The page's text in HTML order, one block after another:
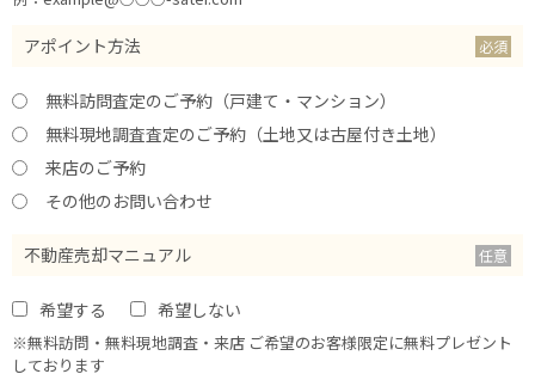
アポイント方法
無料訪問査定のご予約（戸建て・マンション）
無料現地調査査定のご予約（土地又は古屋付き土地）
来店のご予約
その他のお問い合わせ
不動産売却マニュアル
希望する 希望しない
※無料訪問・無料現地調査・来店 ご希望のお客様限定に無料プレゼント
しております